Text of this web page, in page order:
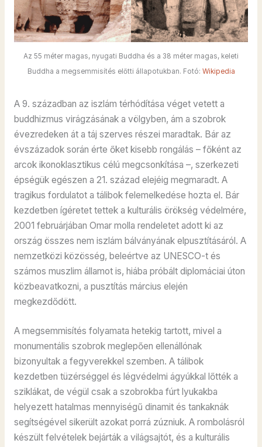
Az 55 méter magas, nyugati Buddha és a 38 méter magas, keleti
Buddha a megsemmisítés előtti állapotukban. Fotó: Wikipedia
A 9. században az iszlám térhódítása véget vetett a
buddhizmus virágzásának a völgyben, ám a szobrok
évezredeken át a táj szerves részei maradtak. Bár az
évszázadok során érte őket kisebb rongálás – főként az
arcok ikonoklasztikus célú megcsonkítása –, szerkezeti
épségük egészen a 21. század elejéig megmaradt. A
tragikus fordulatot a tálibok felemelkedése hozta el. Bár
kezdetben ígéretet tettek a kulturális örökség védelmére,
2001 februárjában Omar molla rendeletet adott ki az
ország összes nem iszlám bálványának elpusztításáról. A
nemzetközi közösség, beleértve az UNESCO-t és
számos muszlim államot is, hiába próbált diplomáciai úton
közbeavatkozni, a pusztítás március elején
megkezdődött.
A megsemmisítés folyamata hetekig tartott, mivel a
monumentális szobrok meglepően ellenállónak
bizonyultak a fegyverekkel szemben. A tálibok
kezdetben tüzérséggel és légvédelmi ágyúkkal lőtték a
sziklákat, de végül csak a szobrokba fúrt lyukakba
helyezett hatalmas mennyiségű dinamit és tankaknák
segítségével sikerült azokat porrá zúzniuk. A rombolásról
készült felvételek bejárták a világsajtót, és a kulturális